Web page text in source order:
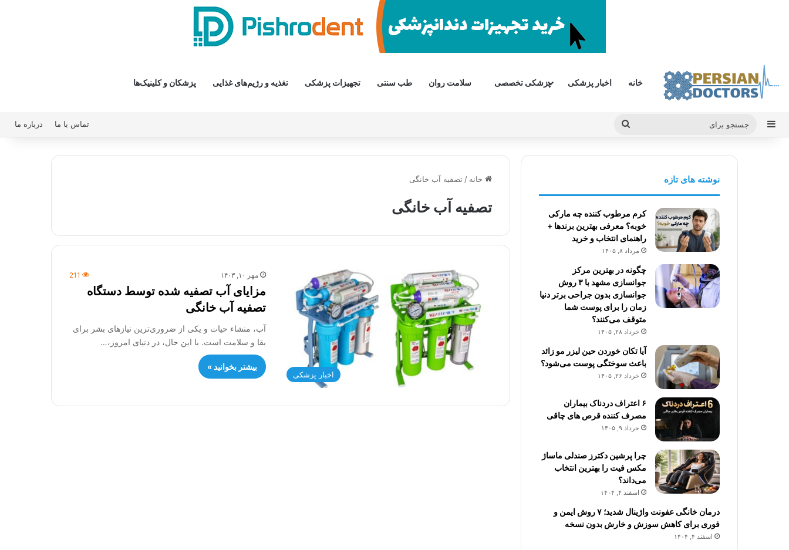
خانه اخبار پزشکی پزشکی تخصصی سلامت روان طب سنتی تجهیزات پزشکی تغذیه و رژیم‌های غذایی پزشکان و کلینیک‌ها
سایدبار تماس با ما درباره ما
خانه / تصفیه آب خانگی
تصفیه آب خانگی
اخبار پزشکی
مهر ۱۰, ۱۴۰۳ 211
مزایای آب تصفیه شده توسط دستگاه
تصفیه آب خانگی
آب، منشاء حیات و یکی از ضروری‌ترین نیازهای بشر برای
بقا و سلامت است. با این حال، در دنیای امروز،…
بیشتر بخوانید »
نوشته های تازه
کرم مرطوب کننده چه مارکی
خوبه؟ معرفی بهترین برندها +
راهنمای انتخاب و خرید
مرداد ۸, ۱۴۰۵
چگونه در بهترین مرکز
جوانسازی مشهد با ۳ روش
جوانسازی بدون جراحی برتر دنیا
زمان را برای پوست شما
متوقف می‌کنند؟
خرداد ۲۸, ۱۴۰۵
آیا تکان خوردن حین لیزر مو زائد
باعث سوختگی پوست می‌شود؟
خرداد ۲۶, ۱۴۰۵
۶ اعتراف دردناک بیماران
مصرف کننده قرص های چاقی
خرداد ۹, ۱۴۰۵
چرا پرشین دکترز صندلی ماساژ
مکس فیت را بهترین انتخاب
می‌داند؟
اسفند ۴, ۱۴۰۴
درمان خانگی عفونت واژینال شدید؛ ۷ روش ایمن و
فوری برای کاهش سوزش و خارش بدون نسخه
اسفند ۴, ۱۴۰۴